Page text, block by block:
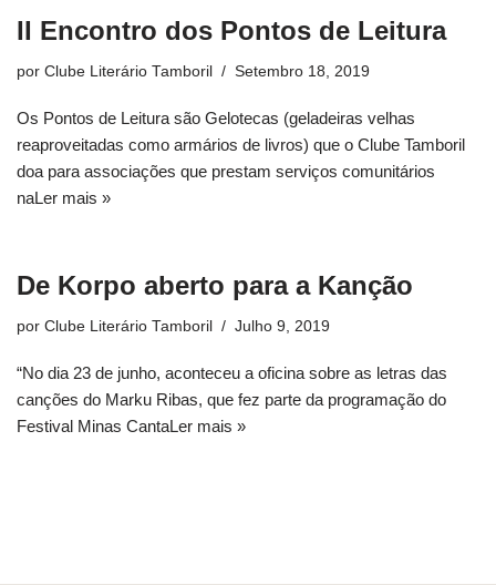
II Encontro dos Pontos de Leitura
por Clube Literário Tamboril Setembro 18, 2019
Os Pontos de Leitura são Gelotecas (geladeiras velhas
reaproveitadas como armários de livros) que o Clube Tamboril
doa para associações que prestam serviços comunitários
naLer mais »
De Korpo aberto para a Kanção
por Clube Literário Tamboril Julho 9, 2019
“No dia 23 de junho, aconteceu a oficina sobre as letras das
canções do Marku Ribas, que fez parte da programação do
Festival Minas CantaLer mais »